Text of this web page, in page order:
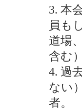
本
員も
道場
含む
過
ない
者。